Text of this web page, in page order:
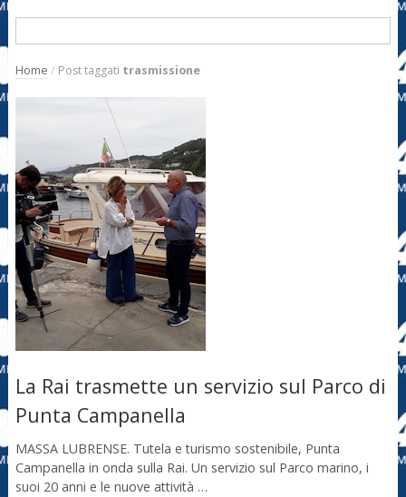
Home / Post taggati trasmissione
La Rai trasmette un servizio sul Parco di
Punta Campanella
MASSA LUBRENSE. Tutela e turismo sostenibile, Punta
Campanella in onda sulla Rai. Un servizio sul Parco marino, i
suoi 20 anni e le nuove attività …